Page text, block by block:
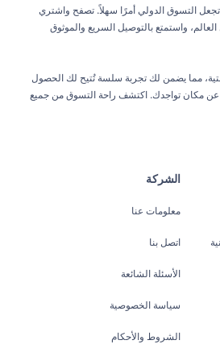
التسوق الدولي أمرًا سهلاً. تصفح واشتري
واستمتع بالتوصيل السريع والموثوق
مما يضمن لك تجربة سلسة تُتيح لك الحصول
مكان تواجدك. اكتشف راحة التسوق من جميع
الشركة
معلومات عنا
اتصل بنا
الأسئلة الشائعة
سياسة الخصوصية
الشروط والأحكام